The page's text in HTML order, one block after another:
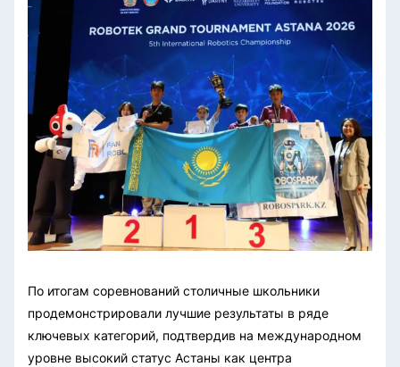
По итогам соревнований столичные школьники
продемонстрировали лучшие результаты в ряде
ключевых категорий, подтвердив на международном
уровне высокий статус Астаны как центра